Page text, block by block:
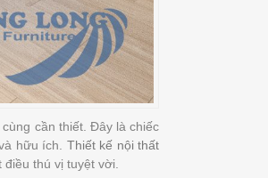
cần thiết. Đây là chiếc
hữu ích. Thiết kế nội thất
thú vị tuyệt vời.